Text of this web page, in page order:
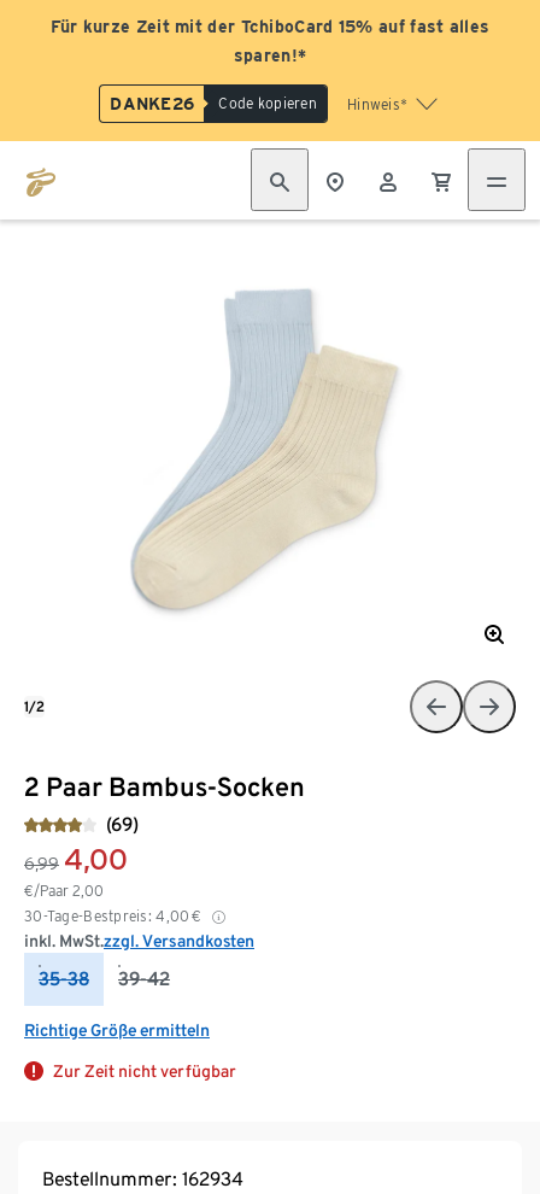
Für kurze Zeit mit der TchiboCard 15% auf fast alles
sparen!*
DANKE26 Code kopieren Hinweis*
2 Paar Bambus-Socken
(69)
6,99 4,00
€/Paar 2,00
30-Tage-Bestpreis: 4,00 €
inkl. MwSt.zzgl. Versandkosten
35-38 39-42
Richtige Größe ermitteln
Zur Zeit nicht verfügbar
1/2
Bestellnummer: 162934